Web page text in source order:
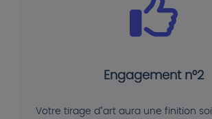
Engagement n°2
Votre tirage d"art aura une finition